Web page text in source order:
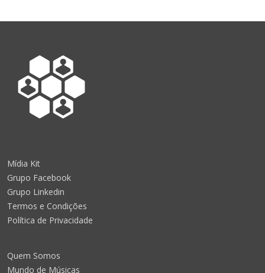
Mídia Kit
Grupo Facebook
Grupo Linkedin
Termos e Condições
Política de Privacidade
Quem Somos
Mundo de Músicas